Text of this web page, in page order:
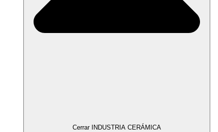
Cerrar INDUSTRIA CERÁMICA